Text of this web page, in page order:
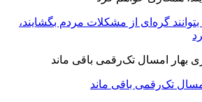
بتوانند گره‌ای از مشکلات مردم بگشایند،
تک‌رقمی باقی ماند